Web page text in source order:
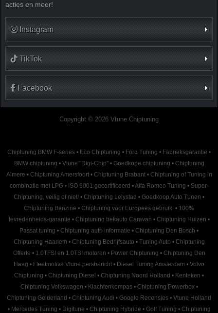
acties en meer!
Instagram
TikTok
Facebook
Copyright © 2026 Vtune Chiptuning
Chiptuning BMW F-series • Eco Chiptuning • Ford Tuning • Fabrieksgarantie •
BMW chiptuning • Vtune "Digi-Chip" • Goedkope chiptuning • Chiptuning
Almere • Chiptuning Amersfoort • Chiptuning Brabant • Chiptuning of Tuning in
combinatie met LPG • ISO 9001 gecertificeerd •Alfa Romeo Tuning • Super-
Chiptuning, veilig of niet! • Chiptuning Lelystad • Goedkoop Auto Tunen •
Chiptuning Benzine • Chiptuning voor Europees gebruik! • 100%
tevredenheids-garantie • Chiptuning trekauto Caravan • Chiptuning Huizen •
Passat tuning • Chiptuning auto informatie • Chiptuning Den Bosch •
Chiptuning Haarlem • Chiptuning Bedrijfsauto • Tuning Auto • Chiptuning
Offerte • 1.0TFSI en 1.0TSI motoren • Power Chiptuning • Chiptuning Den
Haag • Fleetmotive Vtune persbericht • Diesel Tuning Amsterdam • Volvo
Chiptuning • Chiptuning Diesel • Chiptuning Noord Holland • Kenteken •
Chiptuning Volkswagen • Klachtenkompas • Chiptuning Powerbox •
Chiptuning Gelderland • Chiptuning Audi • Google Recensies • Vtune Holland
• Mercedes Tuning • Digitune • Chiptuning Hybride • Golf Tuning • Chiptuning